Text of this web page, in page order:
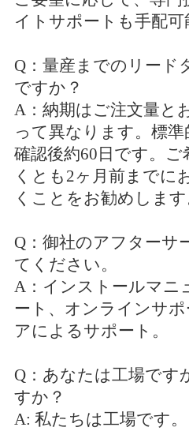
イトサポートも手配可
Q：量産までのリード
ですか？
A：納期はご注文量と
って異なります。標
確認後約60日です。
くとも2ヶ月前までに
くことをお勧めします
Q：御社のアフターサ
てください。
A：インストールマニ
ート、オンラインサ
アによるサポート。
Q：あなたは工場です
すか？
A: 私たちは工場です